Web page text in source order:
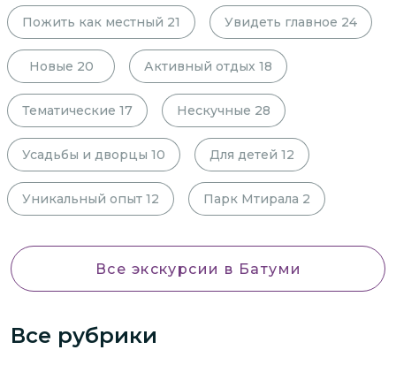
Пожить как местный 21 Увидеть главное 24
Новые 20 Активный отдых 18
Тематические 17 Нескучные 28
Усадьбы и дворцы 10 Для детей 12
Уникальный опыт 12 Парк Мтирала 2
Все экскурсии в Батуми
Все рубрики